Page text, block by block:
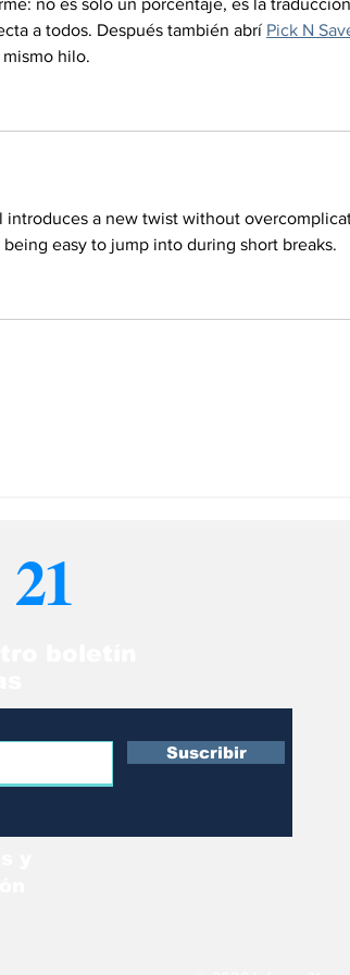
no es solo un porcentaje, es la traducción
a todos. Después también abrí Pick N
hilo.
introduces a new twist without
easy to jump into during short breaks.
21
Suscribir